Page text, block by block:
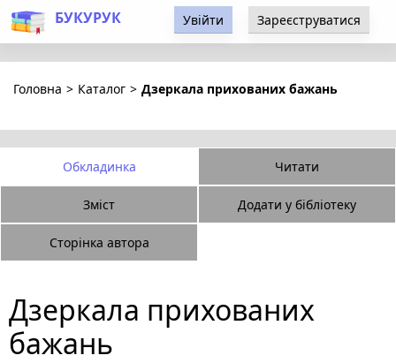
БУКУРУК Увійти Зареєструватися
Головна > Каталог > Дзеркала прихованих бажань
Обкладинка Читати
Зміст Додати у бібліотеку
Сторінка автора
Дзеркала прихованих
бажань